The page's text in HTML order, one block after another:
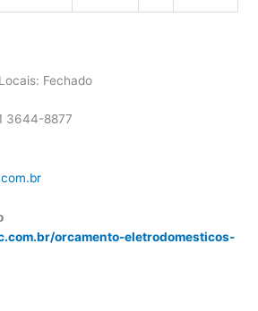
Fechado
3644-8877
orcamento-eletrodomesticos-